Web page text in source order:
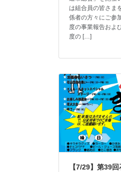
は組合員の皆さま
係者の方々にご参
度の事業報告およ
度の […]
【7/29】第39